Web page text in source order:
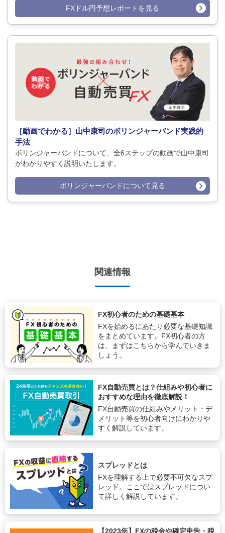
FXドル円予想レポートを見る
［動画でわかる］山中康司のボリンジャーバンド実践的
手法
ボリンジャーバンドについて、全6ステップの動画で山中康司
がわかりやすく説明いたします。
ボリンジャーバンドについて見る
関連情報
FX初心者のための基礎基本
FXを始めるにあたり必要な基礎知識
をまとめています。FX初心者の方
は、まずはこちらから学んでいきま
しょう。
FX自動売買とは？仕組みや初心者に
おすすめな理由を徹底解説！
FX自動売買の仕組みやメリット・デ
メリット等を初心者向けにわかりや
すく解説しています。
スプレッドとは
FXを理解する上で必要不可欠なスプ
レッド。ここではスプレッドについ
て詳しく解説しています。
【2023年】FXの税金や確定申告・税